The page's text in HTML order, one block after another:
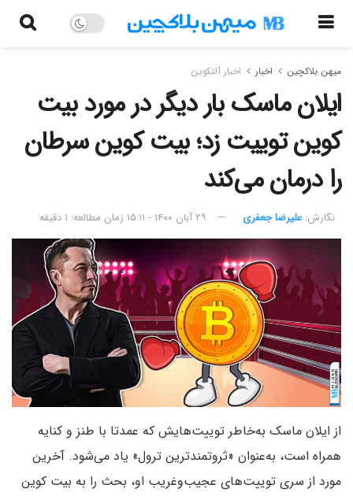
میهن بلاکچین اخبار اخبار آلتکوین
ایلان ماسک بار دیگر در مورد بیت
کوین توییت زد؛ بیت کوین سرطان
را درمان می‌کند
نگارش:‌ علیرضا جعفری ۲۹ آبان ۱۴۰۰ - ۱۵:۱۱ زمان مطالعه: ۱ دقیقه
از ایلان ماسک به‌خاطر توییت‌هایش که عمدتا با طنز و کنایه
همراه است، به‌عنوان «ثروتمندترین ترول» یاد می‌شود. آخرین
مورد از سری توییت‌های عجیب‌وغریب او، بحث را به بیت کوین